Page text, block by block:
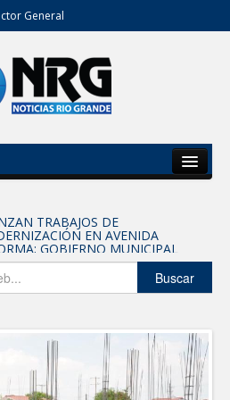
General
Estado
Opinión
TRABAJOS DE
EN AVENIDA
GOBIERNO MUNICIPAL
EL RITMO DE LAS OBRAS
Protección Civil de Reynosa
GESTIÓN AMBIENTAL
DE MEJORA URBANA EN
SAN AGUSTÍN
Buscar